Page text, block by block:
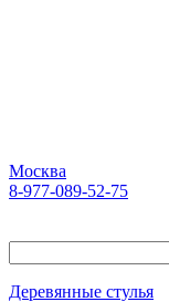
Москва
8-977-089-52-75
Деревянные стулья